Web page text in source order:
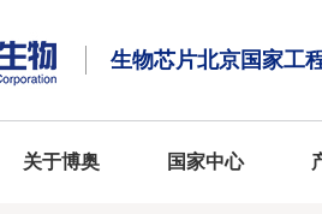
生物芯片北京国家工
关于博奥 国家中心